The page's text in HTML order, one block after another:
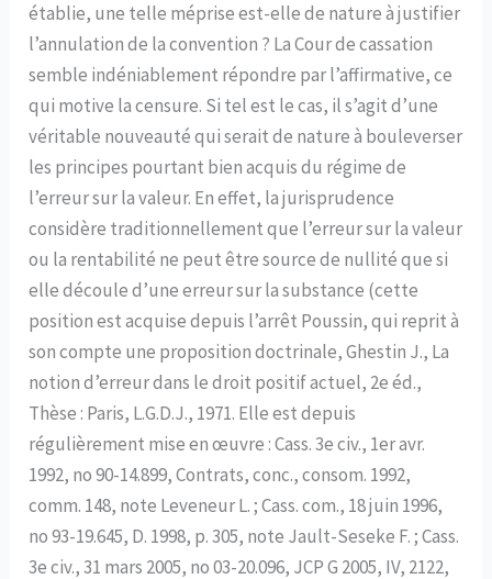
établie, une telle méprise est-elle de nature à justifier
l’annulation de la convention ? La Cour de cassation
semble indéniablement répondre par l’affirmative, ce
qui motive la censure. Si tel est le cas, il s’agit d’une
véritable nouveauté qui serait de nature à bouleverser
les principes pourtant bien acquis du régime de
l’erreur sur la valeur. En effet, la jurisprudence
considère traditionnellement que l’erreur sur la valeur
ou la rentabilité ne peut être source de nullité que si
elle découle d’une erreur sur la substance (cette
position est acquise depuis l’arrêt Poussin, qui reprit à
son compte une proposition doctrinale, Ghestin J., La
notion d’erreur dans le droit positif actuel, 2e éd.,
Thèse : Paris, L.G.D.J., 1971. Elle est depuis
régulièrement mise en œuvre : Cass. 3e civ., 1er avr.
1992, no 90-14.899, Contrats, conc., consom. 1992,
comm. 148, note Leveneur L. ; Cass. com., 18 juin 1996,
no 93-19.645, D. 1998, p. 305, note Jault-Seseke F. ; Cass.
3e civ., 31 mars 2005, no 03-20.096, JCP G 2005, IV, 2122,